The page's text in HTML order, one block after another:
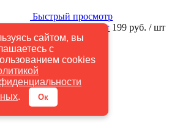
сайтом, вы
с
cookies
. Ок
Быстрый просмотр
500 г VEGO, о/г 199 руб. / шт